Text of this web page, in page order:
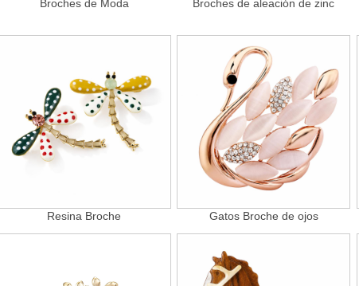
Broches de Moda Broches de aleación de zinc
Resina Broche Gatos Broche de ojos